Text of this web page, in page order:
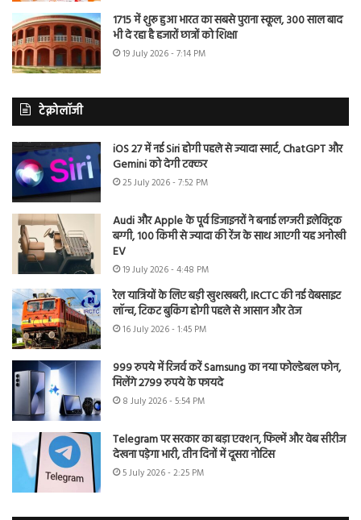
1715 में शुरू हुआ भारत का सबसे पुराना स्कूल, 300 साल बाद
भी दे रहा है हजारों छात्रों को शिक्षा
19 July 2026 - 7:14 PM
टेक्नोलॉजी
iOS 27 में नई Siri होगी पहले से ज्यादा स्मार्ट, ChatGPT और
Gemini को देगी टक्कर
25 July 2026 - 7:52 PM
Audi और Apple के पूर्व डिजाइनरों ने बनाई लग्जरी इलेक्ट्रिक
बग्गी, 100 किमी से ज्यादा की रेंज के साथ आएगी यह अनोखी
EV
19 July 2026 - 4:48 PM
रेल यात्रियों के लिए बड़ी खुशखबरी, IRCTC की नई वेबसाइट
लॉन्च, टिकट बुकिंग होगी पहले से आसान और तेज
16 July 2026 - 1:45 PM
999 रुपये में रिजर्व करें Samsung का नया फोल्डेबल फोन,
मिलेंगे 2799 रुपये के फायदे
8 July 2026 - 5:54 PM
Telegram पर सरकार का बड़ा एक्शन, फिल्में और वेब सीरीज
देखना पड़ेगा भारी, तीन दिनों में दूसरा नोटिस
5 July 2026 - 2:25 PM